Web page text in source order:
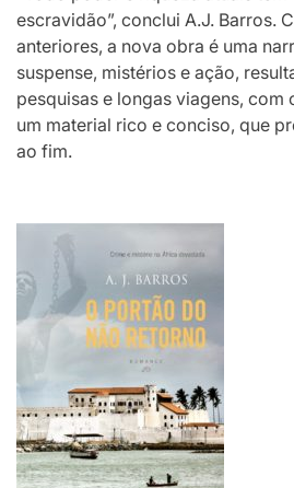
escravidão”, conclui A.J. Barros.
anteriores, a nova obra é uma
suspense, mistérios e ação,
pesquisas e longas viagens, com
um material rico e conciso, que
ao fim.